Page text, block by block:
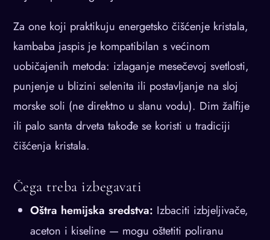
Za one koji praktikuju energetsko čišćenje kristala,
kambaba jaspis je kompatibilan s većinom
uobičajenih metoda: izlaganje mesečevoj svetlosti,
punjenje u blizini selenita ili postavljanje na sloj
morske soli (ne direktno u slanu vodu). Dim žalfije
ili palo santa drveta takođe se koristi u tradiciji
čišćenja kristala.
Čega treba izbegavati
Oštra hemijska sredstva: Izbaciti izbjeljivače,
aceton i kiseline — mogu oštetiti poliranu